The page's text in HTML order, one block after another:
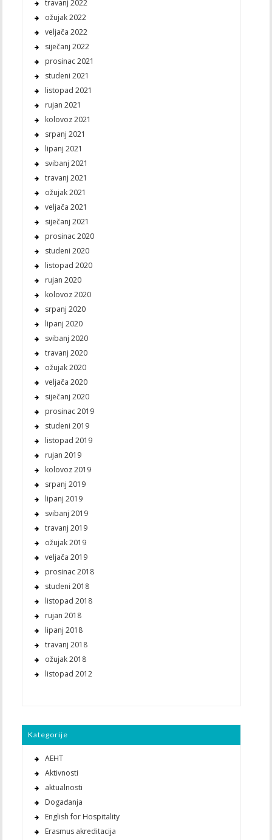
travanj 2022
ožujak 2022
veljača 2022
siječanj 2022
prosinac 2021
studeni 2021
listopad 2021
rujan 2021
kolovoz 2021
srpanj 2021
lipanj 2021
svibanj 2021
travanj 2021
ožujak 2021
veljača 2021
siječanj 2021
prosinac 2020
studeni 2020
listopad 2020
rujan 2020
kolovoz 2020
srpanj 2020
lipanj 2020
svibanj 2020
travanj 2020
ožujak 2020
veljača 2020
siječanj 2020
prosinac 2019
studeni 2019
listopad 2019
rujan 2019
kolovoz 2019
srpanj 2019
lipanj 2019
svibanj 2019
travanj 2019
ožujak 2019
veljača 2019
prosinac 2018
studeni 2018
listopad 2018
rujan 2018
lipanj 2018
travanj 2018
ožujak 2018
listopad 2012
Kategorije
AEHT
Aktivnosti
aktualnosti
Događanja
English for Hospitality
Erasmus akreditacija